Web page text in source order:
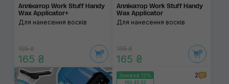
Аплікатор Work Stuff Handy
Wax Applicator+
Для нанесення восків
195 ₴
165 ₴
Аплікатор Work Stuff Handy
Wax Applicator
Для нанесення восків
195 ₴
165 ₴
Знижка 12%
166:45:52
2